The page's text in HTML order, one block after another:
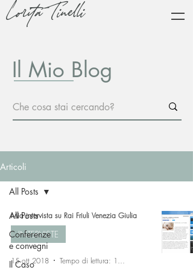
Lorita Tinelli
Il Mio Blog
Articoli
All Posts
Conferenze
e convegni
Il Caso
All Posts
Mia intervista su Rai Friuli Venezia Giulia
INTERVISTE
15 ott 2018 Tempo di lettura: 1 min